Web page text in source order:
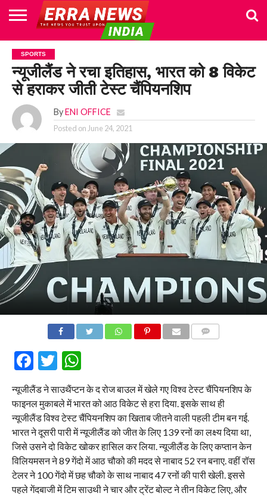
HOME
POLITICS
NEWS
BUSINESS
CULTURE
NATIONAL
SPORTS
LIFESTYLE
TRAVEL
OPINION
BREAKING
NEWS
ENTERTAINMENT
WORLD
CRIME
JOIN
US
SPORTS
न्यूजीलैंड ने रचा इतिहास, भारत को 8 विकेट
से हराकर जीती टेस्ट चैंपियनशिप
By ENI OFFICE
Posted on June 24, 2021
Facebook
Twitter
WhatsApp
न्यूजीलैंड ने साउथैंप्टन के द रोज बाउल में खेले गए विश्व टेस्ट चैंपियनशिप के
फाइनल मुकाबले में भारत को आठ विकेट से हरा दिया. इसके साथ ही
न्यूजीलैंड विश्व टेस्ट चैंपियनशिप का खिताब जीतने वाली पहली टीम बन गई.
भारत ने दूसरी पारी में न्यूजीलैंड को जीत के लिए 139 रनों का लक्ष्य दिया था,
जिसे उसने दो विकेट खोकर हासिल कर लिया. न्यूजीलैंड के लिए कप्तान केन
विलियमसन ने 89 गेंदो में आठ चौको की मदद से नाबाद 52 रन बनाए. वहीं रॉस
टेलर ने 100 गेंदो में छह चौको के साथ नाबाद 47 रनों की पारी खेली. इससे
पहले गेंदबाजी में टिम साउथी ने चार और ट्रेंट बोल्ट ने तीन विकेट लिए, और